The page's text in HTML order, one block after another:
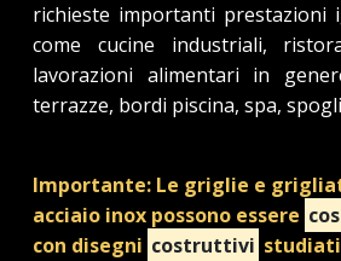
richieste importanti prestazioni
come cucine industriali,
lavorazioni alimentari in
terrazze, bordi piscina, spa,
Importante: Le griglie e
acciaio inox possono essere
con disegni costruttivi